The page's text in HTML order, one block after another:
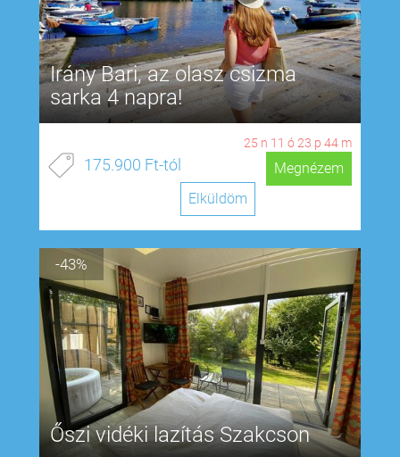
Irány Bari, az olasz csizma
sarka 4 napra!
25 n 11 ó 23 p 43 m
175.900 Ft-tól
Megnézem
Elküldöm
-43%
Őszi vidéki lazítás Szakcson